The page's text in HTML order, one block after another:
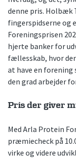
denne pris. Holbæk
fingerspidserne og
Foreningsprisen
hjerte banker for
fællesskab, hvor
at have en forening
den grad arbejder
Pris der giver
Med Arla Protein
præmiecheck på
virke og videre